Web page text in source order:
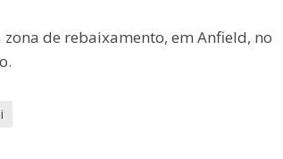
de rebaixamento, em Anfield, no